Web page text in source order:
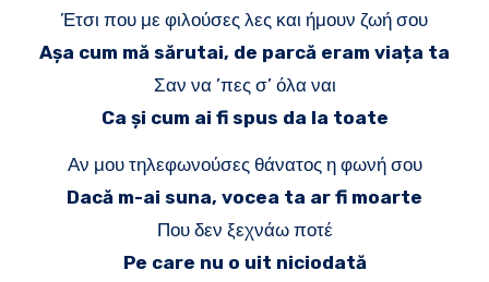
Έτσι που με φιλούσες λες και ήμουν ζωή σου
Așa cum mă sărutai, de parcă eram viața ta
Σαν να ’πες σ’ όλα ναι
Ca și cum ai fi spus da la toate
Αν μου τηλεφωνούσες θάνατος η φωνή σου
Dacă m-ai suna, vocea ta ar fi moarte
Που δεν ξεχνάω ποτέ
Pe care nu o uit niciodată